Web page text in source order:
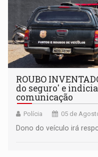
ROUBO
do seguro' e
comunicação
Polícia 05 de
Dono do veículo irá